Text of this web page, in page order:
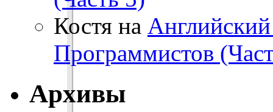
Костя на
Программистов
Архивы